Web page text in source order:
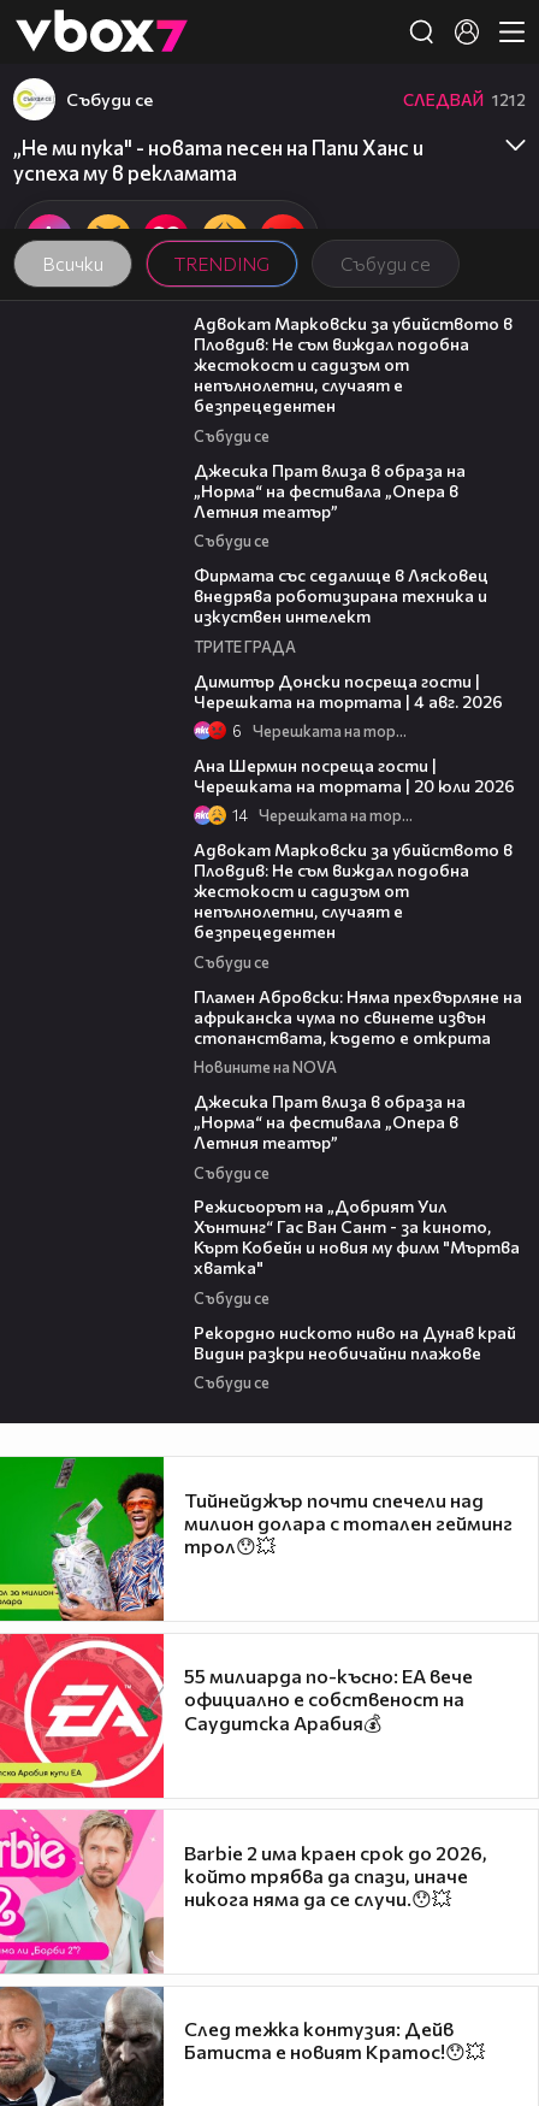
👾
Всички TRENDING Събуди се
Събуди се СЛЕДВАЙ 1212
„Не ми пука" - новата песен на Папи Ханс и
успеха му в рекламата
11:09
Адвокат Марковски за убийството в
Пловдив: Не съм виждал подобна
жестокост и садизъм от
непълнолетни, случаят е
безпрецедентен
Събуди се
Джесика Прат влиза в образа на
„Норма“ на фестивала „Опера в
Летния театър”
Събуди се
Фирмата със седалище в Лясковец
внедрява роботизирана техника и
изкуствен интелект
ТРИТЕ ГРАДА
Димитър Донски посреща гости |
Черешката на тортата | 4 авг. 2026
6 Черешката на тортата
Ана Шермин посреща гости |
Черешката на тортата | 20 юли 2026
14 Черешката на тортата
Адвокат Марковски за убийството в
Пловдив: Не съм виждал подобна
жестокост и садизъм от
непълнолетни, случаят е
безпрецедентен
Събуди се
Пламен Абровски: Няма прехвърляне на
африканска чума по свинете извън
стопанствата, където е открита
Новините на NOVA
Джесика Прат влиза в образа на
„Норма“ на фестивала „Опера в
Летния театър”
Събуди се
Режисьорът на „Добрият Уил
Хънтинг“ Гас Ван Сант - за киното,
Кърт Кобейн и новия му филм "Мъртва
хватка"
Събуди се
Рекордно ниското ниво на Дунав край
Видин разкри необичайни плажове
Събуди се
Тийнейджър почти спечели над
милион долара с тотален гейминг
трол😯💥
55 милиарда по-късно: EA вече
официално е собственост на
Саудитска Арабия💰
Barbie 2 има краен срок до 2026,
който трябва да спази, иначе
никога няма да се случи.😯💥
След тежка контузия: Дейв
Батиста е новият Кратос!😯💥